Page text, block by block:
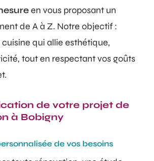
en vous proposant un
de A à Z. Notre objectif :
qui allie esthétique,
tout en respectant vos goûts
de votre projet de
à Bobigny
de vos besoins